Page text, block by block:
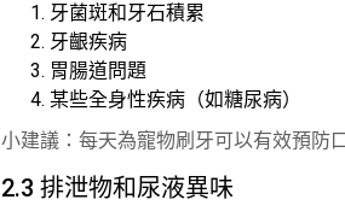
牙菌斑和牙石積累
牙齦疾病
胃腸道問題
某些全身性疾病（如糖尿病）
小建議：每天為寵物刷牙可以有效預防
2.3 排泄物和尿液異味